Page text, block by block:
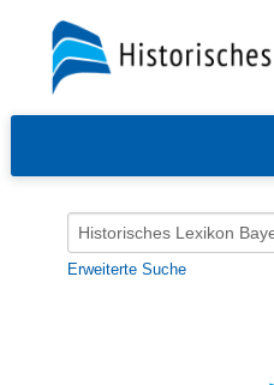
Erweiterte Suche